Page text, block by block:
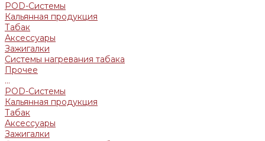
POD-Системы
Кальянная продукция
Табак
Аксессуары
Зажигалки
Системы нагревания табака
Прочее
...
POD-Системы
Кальянная продукция
Табак
Аксессуары
Зажигалки